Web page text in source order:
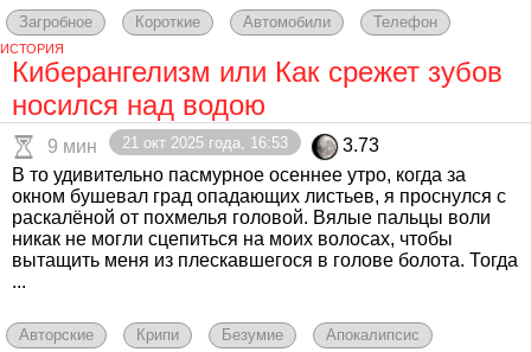
Загробное Короткие Автомобили Телефон
ИСТОРИЯ
Киберангелизм или Как срежет зубов
носился над водою
9 мин 21 окт 2025 года, 16:53
3.73
В то удивительно пасмурное осеннее утро, когда за
окном бушевал град опадающих листьев, я проснулся с
раскалёной от похмелья головой. Вялые пальцы воли
никак не могли сцепиться на моих волосах, чтобы
вытащить меня из плескавшегося в голове болота. Тогда
...
Авторские Крипи Безумие Апокалипсис